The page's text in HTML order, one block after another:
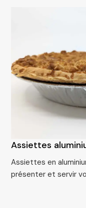
Assiettes
Assiettes en
présenter et servir